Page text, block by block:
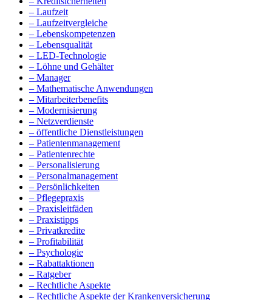
– Laufzeit
– Laufzeitvergleiche
– Lebenskompetenzen
– Lebensqualität
– LED-Technologie
– Löhne und Gehälter
– Manager
– Mathematische Anwendungen
– Mitarbeiterbenefits
– Modernisierung
– Netzverdienste
– öffentliche Dienstleistungen
– Patientenmanagement
– Patientenrechte
– Personalisierung
– Personalmanagement
– Persönlichkeiten
– Pflegepraxis
– Praxisleitfäden
– Praxistipps
– Privatkredite
– Profitabilität
– Psychologie
– Rabattaktionen
– Ratgeber
– Rechtliche Aspekte
– Rechtliche Aspekte der Krankenversicherung